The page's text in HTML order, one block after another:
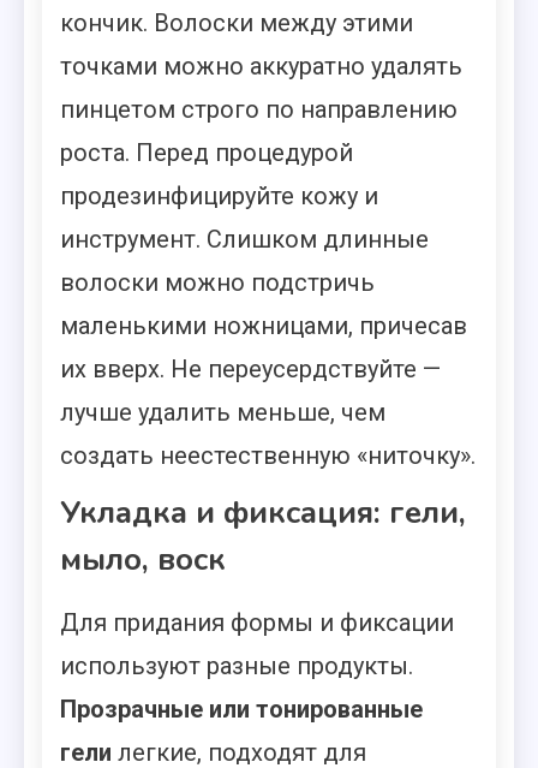
кончик. Волоски между этими
точками можно аккуратно удалять
пинцетом строго по направлению
роста. Перед процедурой
продезинфицируйте кожу и
инструмент. Слишком длинные
волоски можно подстричь
маленькими ножницами, причесав
их вверх. Не переусердствуйте —
лучше удалить меньше, чем
создать неестественную «ниточку».
Укладка и фиксация: гели,
мыло, воск
Для придания формы и фиксации
используют разные продукты.
Прозрачные или тонированные
гели легкие, подходят для